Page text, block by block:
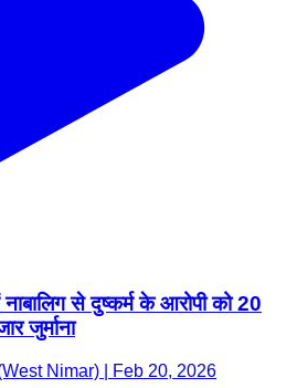
से दुष्कर्म के आरोपी को 20
जुर्माना
Nimar) | Feb 20, 2026